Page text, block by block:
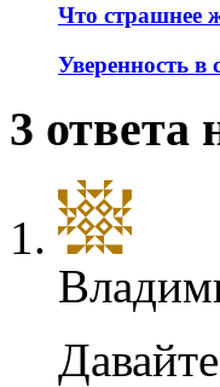
Что страшнее
Уверенность в
3